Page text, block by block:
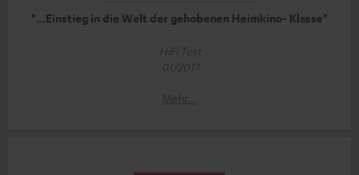
"...Einstieg in die Welt der gehobenen Heimkino- Klasse"
HiFi Test
01/2017
Mehr...